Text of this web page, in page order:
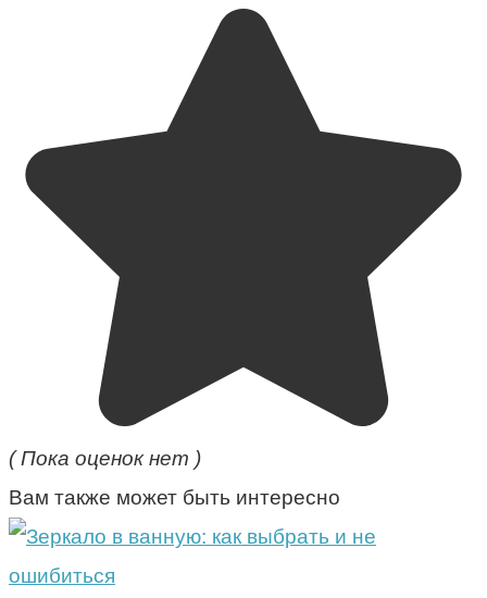
( Пока оценок нет )
Вам также может быть интересно